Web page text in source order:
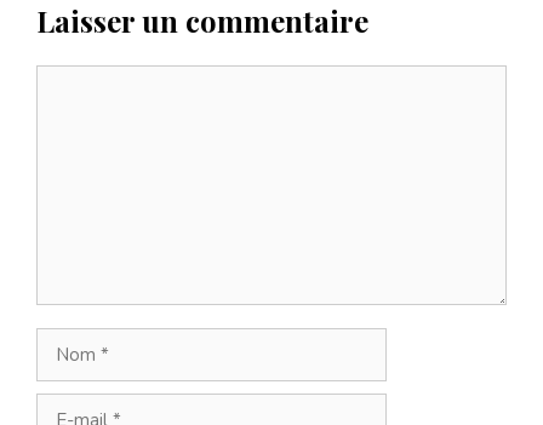
Laisser un commentaire
Nom